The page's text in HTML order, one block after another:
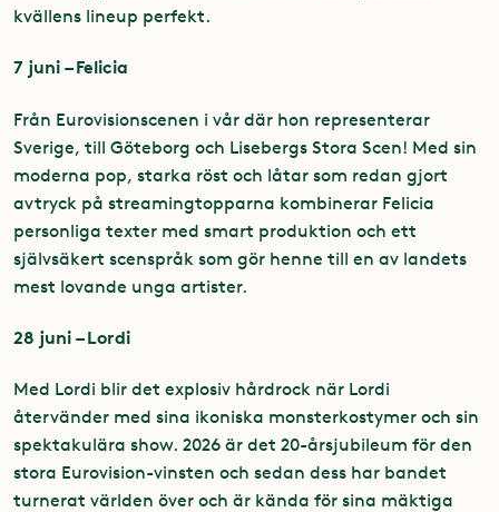
kvällens lineup perfekt.
7 juni – Felicia
Från Eurovisionscenen i vår där hon representerar
Sverige, till Göteborg och Lisebergs Stora Scen! Med sin
moderna pop, starka röst och låtar som redan gjort
avtryck på streamingtopparna kombinerar Felicia
personliga texter med smart produktion och ett
självsäkert scenspråk som gör henne till en av landets
mest lovande unga artister.
28 juni –Lordi
Med Lordi blir det explosiv hårdrock när Lordi
återvänder med sina ikoniska monsterkostymer och sin
spektakulära show. 2026 är det 20-årsjubileum för den
stora Eurovision-vinsten och sedan dess har bandet
turnerat världen över och är kända för sina mäktiga